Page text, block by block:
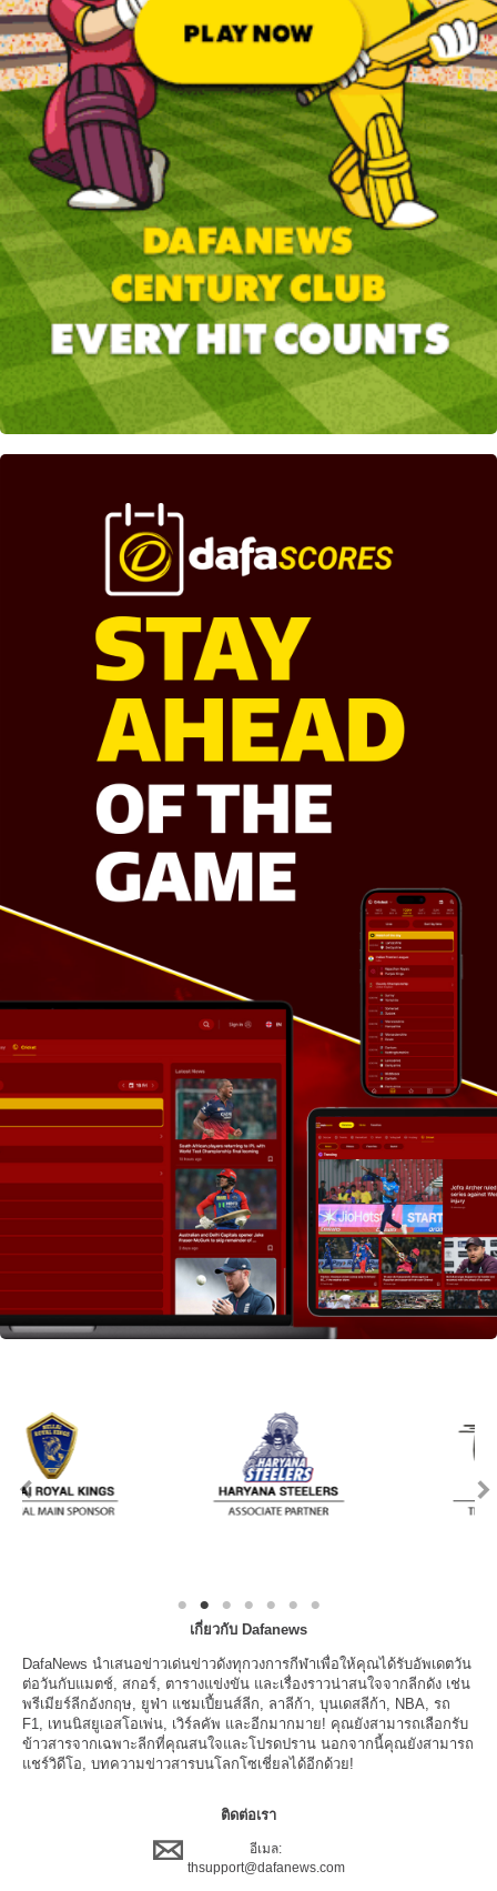
เกี่ยวกับ Dafanews
DafaNews นำเสนอข่าวเด่นข่าวดังทุกวงการกีฬาเพื่อให้คุณได้รับอัพเดตวัน
ต่อวันกับแมตช์, สกอร์, ตารางแข่งขัน และเรื่องราวน่าสนใจจากลีกดัง เช่น
พรีเมียร์ลีกอังกฤษ, ยูฟ่า แชมเปี้ยนส์ลีก, ลาลีก้า, บุนเดสลีก้า, NBA, รถ
F1, เทนนิสยูเอสโอเพ่น, เวิร์ลคัพ และอีกมากมาย! คุณยังสามารถเลือกรับ
ข้าวสารจากเฉพาะลีกที่คุณสนใจและโปรดปราน นอกจากนี้คุณยังสามารถ
แชร์วิดีโอ, บทความข่าวสารบนโลกโซเชี่ยลได้อีกด้วย!
ติดต่อเรา
อีเมล:
thsupport@dafanews.com